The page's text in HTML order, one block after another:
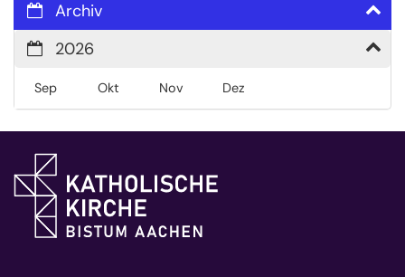
Archiv
2026
Sep Okt Nov Dez